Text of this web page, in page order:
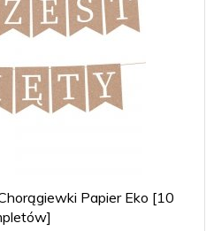
Papier Eko [10